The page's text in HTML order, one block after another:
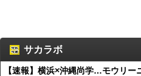
サカラボ
【速報】横浜×沖縄尚学…モウリー